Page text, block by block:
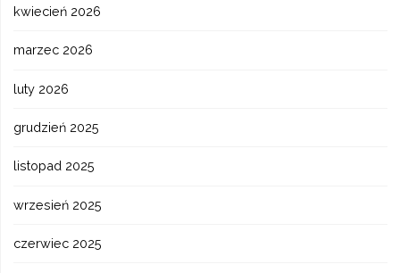
kwiecień 2026
marzec 2026
luty 2026
grudzień 2025
listopad 2025
wrzesień 2025
czerwiec 2025